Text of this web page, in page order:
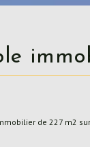
de 227 m2